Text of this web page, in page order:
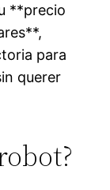
**precio
para
querer